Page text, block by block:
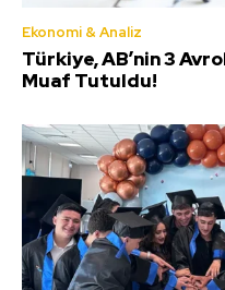
Ekonomi & Analiz
Türkiye, AB’nin 3
Muaf Tutuldu!